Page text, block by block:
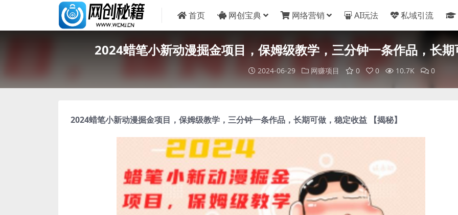
首页 网创宝典 网络营销 AI玩法 私域引流
2024蜡笔小新动漫掘金项目，保姆级教学，三分钟一条作品，长
2024-06-29 网赚项目 0 0 10.7K 0
2024蜡笔小新动漫掘金项目 ，保姆级教学，三分钟一条作品，长期可做，稳定收益 【揭秘】